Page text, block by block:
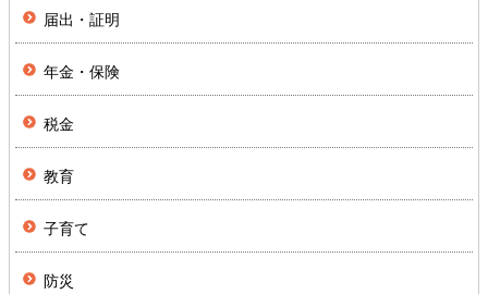
届出・証明
年金・保険
税金
教育
子育て
防災